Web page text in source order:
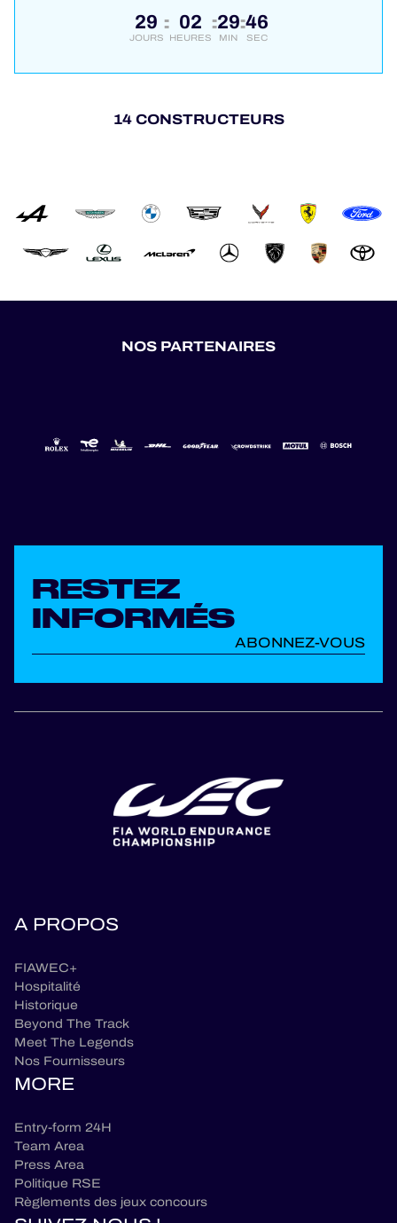
29
JOURS
: 02
HEURES
:29
MIN
:45
SEC
14 CONSTRUCTEURS
NOS PARTENAIRES
RESTEZ
INFORMÉS
ABONNEZ-VOUS
A PROPOS
FIAWEC+
Hospitalité
Historique
Beyond The Track
Meet The Legends
Nos Fournisseurs
MORE
Entry-form 24H
Team Area
Press Area
Politique RSE
Règlements des jeux concours